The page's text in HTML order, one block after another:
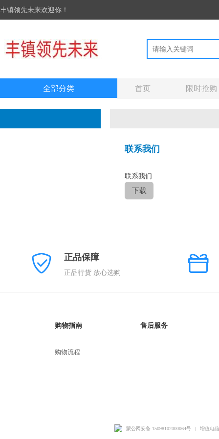
丰镇领先未来欢迎你！
全部分类 首页 限时抢购
联系我们
联系我们
正品保障
正品行货 放心选购
购物指南
购物流程
售后服务
蒙公网安备 15098102000064号 | 增值电